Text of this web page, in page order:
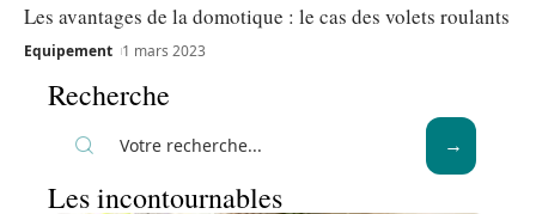
Les avantages de la domotique : le cas des volets roulants
Equipement 1 mars 2023
Recherche
Les incontournables